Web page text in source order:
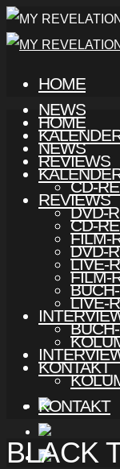
HOME
NEWS
REVIEWS
CD-
DVD-
FILM-
LIVE-
KONTAKT
HOME
NEWS
REVIEWS
CD-
DVD-
FILM-
LIVE-
KONTAKT
BLACK